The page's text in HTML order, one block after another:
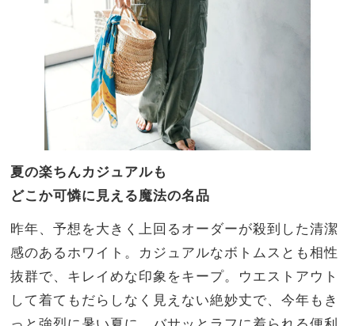
夏の楽ちんカジュアルも
どこか可憐に見える魔法の名品
昨年、予想を大きく上回るオーダーが殺到した清潔
感のあるホワイト。カジュアルなボトムスとも相性
抜群で、キレイめな印象をキープ。ウエストアウト
して着てもだらしなく見えない絶妙丈で、今年もき